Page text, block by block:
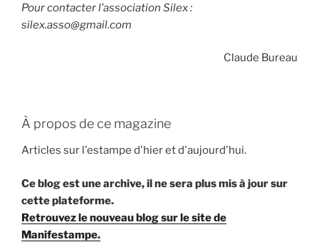
Pour contacter l’association Silex :
silex.asso@gmail.com
Claude Bureau
À propos de ce magazine
Articles sur l'estampe d'hier et d'aujourd'hui.
Ce blog est une archive, il ne sera plus mis à jour sur
cette plateforme.
Retrouvez le nouveau blog sur le site de
Manifestampe.